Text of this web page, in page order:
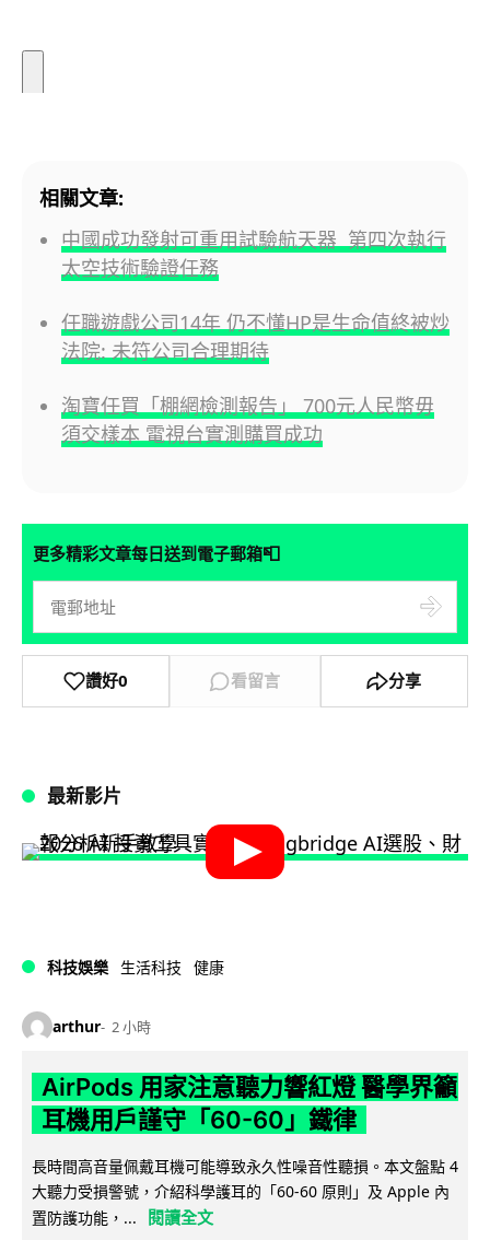
相關文章:
中國成功發射可重用試驗航天器 第四次執行
太空技術驗證任務
任職遊戲公司14年 仍不懂HP是生命值終被炒
法院: 未符公司合理期待
淘寶任買「棚網檢測報告」 700元人民幣毋
須交樣本 電視台實測購買成功
更多精彩文章每日送到電子郵箱📮
讚好0 看留言 分享
最新影片
科技娛樂 生活科技 健康
arthur 2 小時
AirPods 用家注意聽力響紅燈 醫學界籲
耳機用戶謹守「60-60」鐵律
長時間高音量佩戴耳機可能導致永久性噪音性聽損。本文盤點 4
大聽力受損警號，介紹科學護耳的「60-60 原則」及 Apple 內
置防護功能，...
閱讀全文